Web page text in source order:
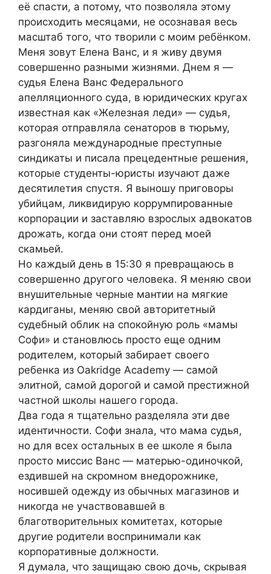
её спасти, а потому, что позволяла этому
происходить месяцами, не осознавая весь
масштаб того, что творили с моим ребёнком.
Меня зовут Елена Ванс, и я живу двумя
совершенно разными жизнями. Днем я —
судья Елена Ванс Федерального
апелляционного суда, в юридических кругах
известная как «Железная леди» — судья,
которая отправляла сенаторов в тюрьму,
разгоняла международные преступные
синдикаты и писала прецедентные решения,
которые студенты-юристы изучают даже
десятилетия спустя. Я выношу приговоры
убийцам, ликвидирую коррумпированные
корпорации и заставляю взрослых адвокатов
дрожать, когда они стоят перед моей
скамьей.
Но каждый день в 15:30 я превращаюсь в
совершенно другого человека. Я меняю свои
внушительные черные мантии на мягкие
кардиганы, меняю свой авторитетный
судебный облик на спокойную роль «мамы
Софи» и становлюсь просто еще одним
родителем, который забирает своего
ребенка из Oakridge Academy — самой
элитной, самой дорогой и самой престижной
частной школы нашего города.
Два года я тщательно разделяла эти две
идентичности. Софи знала, что мама судья,
но для всех остальных в ее школе я была
просто миссис Ванс — матерью-одиночкой,
ездившей на скромном внедорожнике,
носившей одежду из обычных магазинов и
никогда не участвовавшей в
благотворительных комитетах, которые
другие родители воспринимали как
корпоративные должности.
Я думала, что защищаю свою дочь, скрывая